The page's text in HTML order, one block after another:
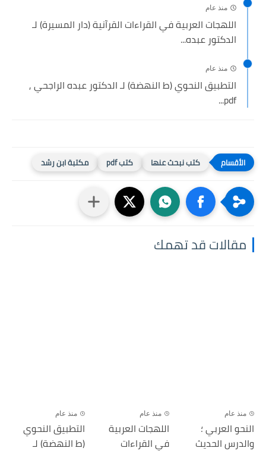
منذ عام
اللهجات العربية في القراءات القرآنية (دار المسيرة) لـ
الدكتور عبده...
منذ عام
التطبيق النحوي (ط النهضة) لـ الدكتور عبده الراجحي ,
pdf...
كتب نبحث عنها كتب pdf مكتبة ابن رشد
مقالات قد تهمك
منذ عام
النحو العربي ؛
والدرس الحديث
منذ عام
اللهجات العربية
في القراءات
منذ عام
التطبيق النحوي
(ط النهضة) لـ